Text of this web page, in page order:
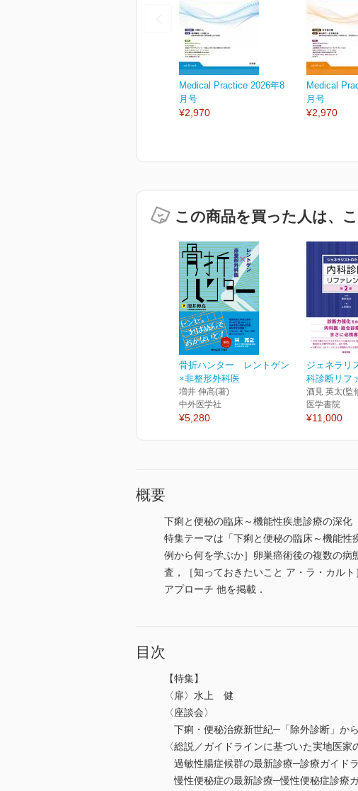
Medical Practice 2026年8
月号
¥2,970
Medical
月号
¥2,970
この商品を買った人は、
骨折ハンター レントゲン
×非整形外科医
増井 伸高(著)
中外医学社
¥5,280
ジェネラリ
科診断リフ
酒見 英太(監
医学書院
¥11,000
概要
下痢と便秘の臨床～機能性疾患診療の深化
特集テーマは「下痢と便秘の臨床～機能
例から何を学ぶか］卵巣癌術後の複数の
査，［知っておきたいこと ア・ラ・カル
アプローチ 他を掲載．
目次
【特集】
〈扉〉水上 健
〈座談会〉
下痢・便秘治療新世紀─「除外診断」か
〈総説／ガイドラインに基づいた実地医家
過敏性腸症候群の最新診療─診療ガイド
慢性便秘症の最新診療─慢性便秘症診療